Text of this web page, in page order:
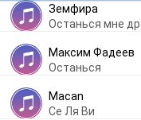
Земфира
Останься мне
Максим Фадеев
Останься
Macan
Се Ля Ви